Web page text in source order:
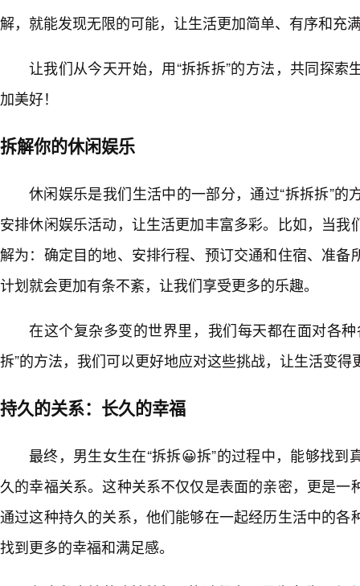
解，就能发现无限的可能，让生活更加简单、有序和充
让我们从今天开始，用“拆拆拆”的方法，共同探索
加美好！
拆解你的休闲娱乐
休闲娱乐是我们生活中的一部分，通过“拆拆拆”的
安排休闲娱乐活动，让生活更加丰富多彩。比如，当我
解为：确定目的地、安排行程、预订交通和住宿、准备
计划就会更加有条不紊，让我们享受更多的乐趣。
在这个复杂多变的世界里，我们每天都在面对各
拆”的方法，我们可以更好地应对这些挑战，让生活变得
持久的关系：长久的幸福
最终，男生女生在“拆拆😀拆”的过程中，能够找到
久的幸福关系。这种关系不仅仅是表面的亲密，更是一
通过这种持久的关系，他们能够在一起经历生活中的各
找到更多的幸福和满足感。